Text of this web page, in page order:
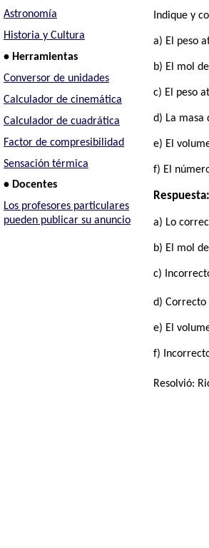
Astronomía
Historia y Cultura
• Herramientas
Conversor de unidades
Calculador de cinemática
Calculador de cuadrática
Factor de compresibilidad
Sensación térmica
• Docentes
Los profesores particulares
pueden publicar su anuncio
Indique y
a) El peso
b) El mol
c) El peso
d) La masa
e) El
f) El
Respuesta:
a) Lo
b) El mol
c)
d) Correcto
e) El
f)
Resolvió: